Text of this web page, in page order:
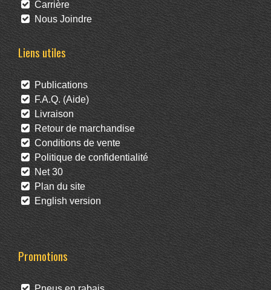
Carrière
Nous Joindre
Liens utiles
Publications
F.A.Q. (Aide)
Livraison
Retour de marchandise
Conditions de vente
Politique de confidentialité
Net 30
Plan du site
English version
Promotions